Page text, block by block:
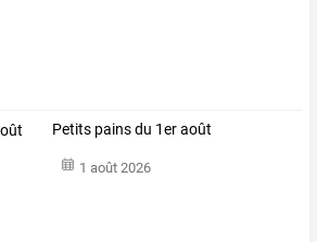
Petits pains du 1er août
1 août 2026